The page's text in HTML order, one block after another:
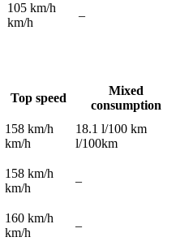
105 km/h
km/h
–
Top speed
Mixed
consumption
158 km/h
km/h
18.1 l/100 km
l/100km
158 km/h
km/h
–
160 km/h
km/h
–